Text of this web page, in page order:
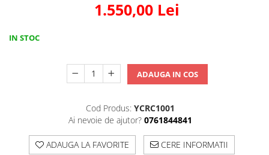
1.550,00 Lei
IN STOC
ADAUGA IN COS
Cod Produs: YCRC1001
Ai nevoie de ajutor? 0761844841
ADAUGA LA FAVORITE CERE INFORMATII